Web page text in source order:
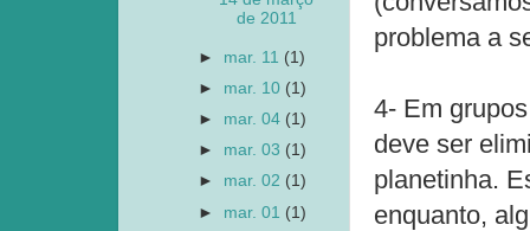
problema a
4- Em
deve ser
planetinha.
enquanto,
de 2011
► mar. 11 (1)
► mar. 10 (1)
► mar. 04 (1)
► mar. 03 (1)
► mar. 02 (1)
► mar. 01 (1)